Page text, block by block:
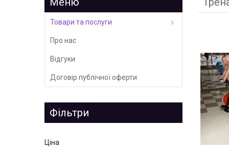
Товари та послуги
Про нас
Відгуки
Договір публічної оферти
Фільтри
Ціна